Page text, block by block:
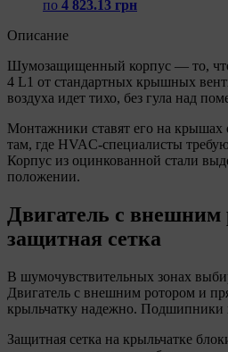
по 4 823.13 грн
Описание
Шумозащищенный корпус — то,
4 L1 от стандартных крышных
воздуха идет тихо, без гула над
Монтажники ставят его на
там, где HVAC-специалисты
Корпус из оцинкованной стали
положении.
Двигатель с внешним
защитная сетка
В шумочувствительных зонах
Двигатель с внешним ротором и
крыльчатку надежно. Подшипники
Защитная сетка на крыльчатке